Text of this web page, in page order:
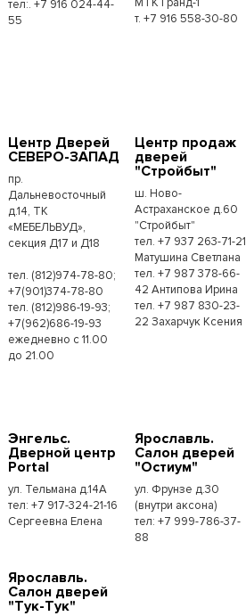
тел:. +7 916 024-44-
55
т. +7 916 558-30-80
Центр Дверей
СЕВЕРО-ЗАПАД
пр.
Дальневосточный
д.14, ТК
«МЕБЕЛЬВУД»,
секция Д17 и Д18
тел. (812)974-78-80;
+7(901)374-78-80
тел. (812)986-19-93;
+7(962)686-19-93
ежедневно с 11.00
до 21.00
Центр продаж
дверей
"Стройбыт"
ш. Ново-
Астраханское д.60
"Стройбыт"
тел. +7 937 263-71-21
Матушина Светлана
тел. +7 987 378-66-
42 Антипова Ирина
тел. +7 987 830-23-
22 Захарчук Ксения
Энгельс.
Дверной центр
Portal
ул. Тельмана д.14А
тел: +7 917-324-21-16
Сергеевна Елена
Ярославль.
Салон дверей
"Остиум"
ул. Фрунзе д.30
(внутри аксона)
тел: +7 999-786-37-
88
Ярославль.
Салон дверей
"Тук-Тук"